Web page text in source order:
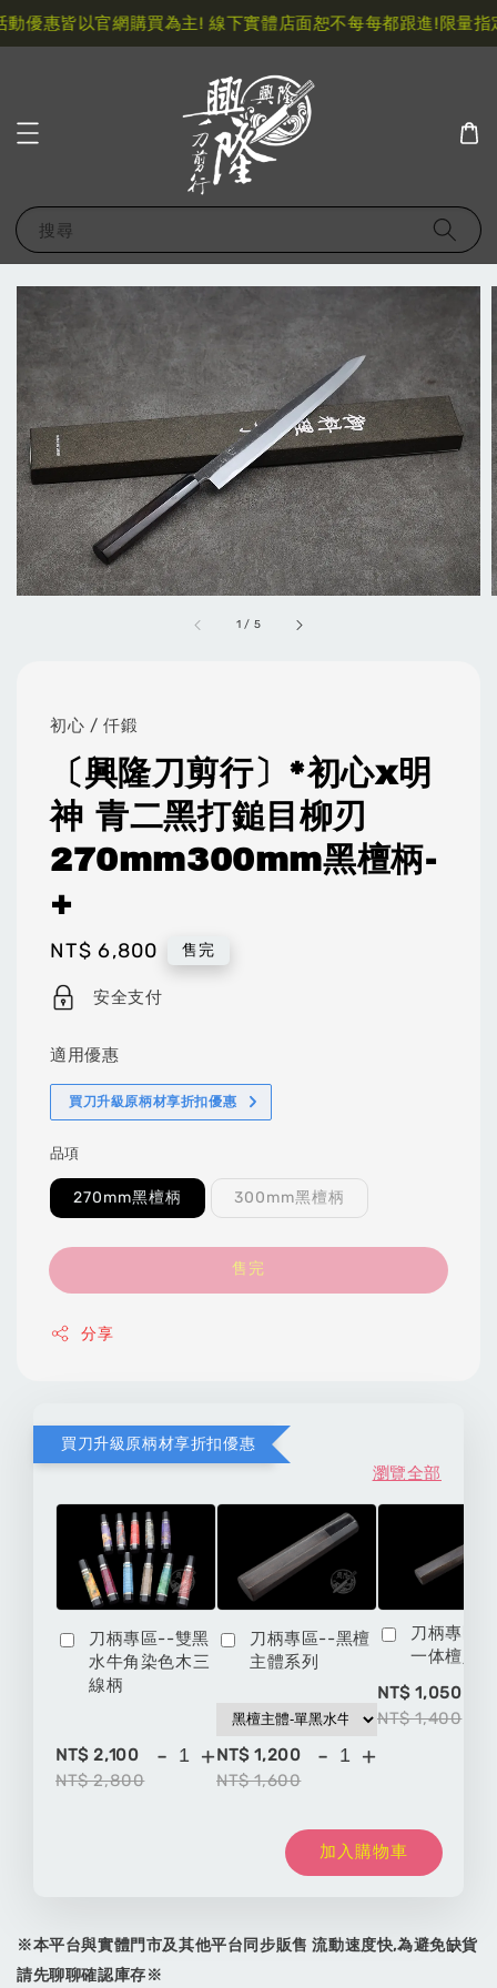
優惠皆以官網購買為主! 線下實體店面恕不每每都跟進!限量指
搜尋
1 / 5
初心 / 仟鍛
〔興隆刀剪行〕*初心x明
神 青二黑打鎚目柳刃
270mm300mm黑檀柄-
+
Regular
price
NT$ 6,800 售完
安全支付
適用優惠
買刀升級原柄材享折扣優惠
品項
270mm黑檀柄 300mm黑檀柄
售完
分享
買刀升級原柄材享折扣優惠
瀏覽全部
刀柄專區--雙黑
水牛角染色木三
線柄
NT$ 2,100
NT$ 2,800
- +
刀柄專區--黑檀
主體系列
NT$ 1,200
NT$ 1,600
- +
刀柄專區
一体檀八
NT$ 1,050
NT$ 1,400
加入購物車
※本平台與實體門市及其他平台同步販售 流動速度快,為避免缺貨
請先聊聊確認庫存※